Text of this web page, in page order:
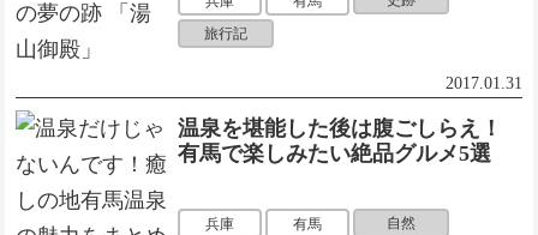
旅行記
2017.01.31
温泉を堪能した後は腹ごしらえ！
有馬で楽しみたい絶品グルメ5選
兵庫 有馬
自然